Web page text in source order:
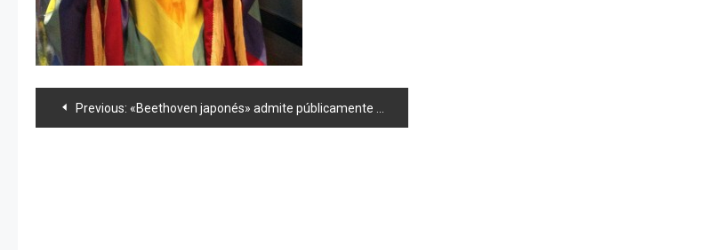
Navegación
Previous: «Beethoven japonés» admite públicamente haber hecho fraude